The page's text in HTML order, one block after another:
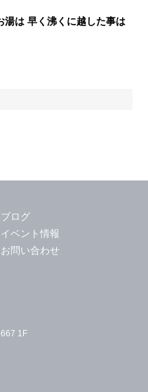
湯は 早く沸くに越した事は
ブログ
イベント情報
お問い合わせ
1F